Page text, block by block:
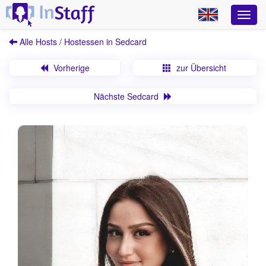
Alle Hosts / Hostessen in Sedcard
Vorherige zur Übersicht
Nächste Sedcard